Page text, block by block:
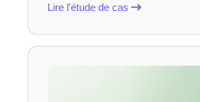
Lire l'étude de cas